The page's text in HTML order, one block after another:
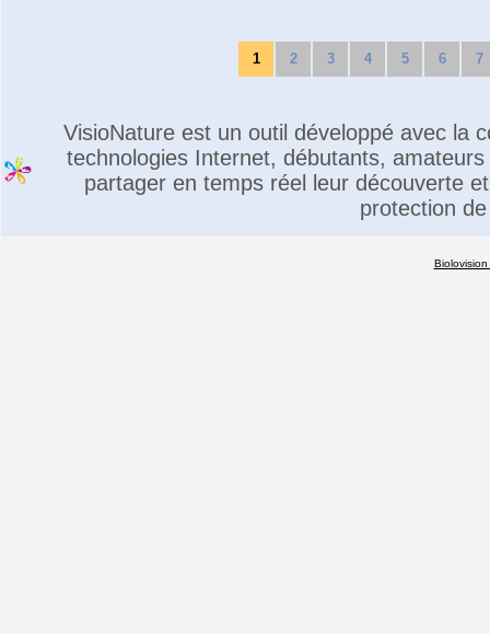
1 2 3 4 5 6 7
VisioNature est un outil développé avec la
technologies Internet, débutants,
partager en temps réel leur découverte
protection
Biolovision